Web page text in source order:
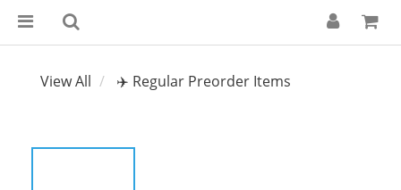
View All ✈️ Regular Preorder Items